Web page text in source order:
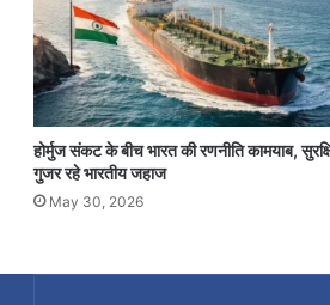
होर्मुज संकट के बीच भारत की रणनीति कामयाब,
गुजर रहे भारतीय जहाज
May 30, 2026